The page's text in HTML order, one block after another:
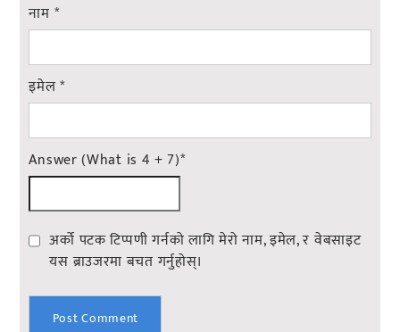
नाम *
इमेल*
Answer (What is 4 + 7)*
अर्को पटक टिप्पणी गर्नको लागि मेरो नाम, इमेल, र वेबसाइट
यस ब्राउजरमा बचत गर्नुहोस्।